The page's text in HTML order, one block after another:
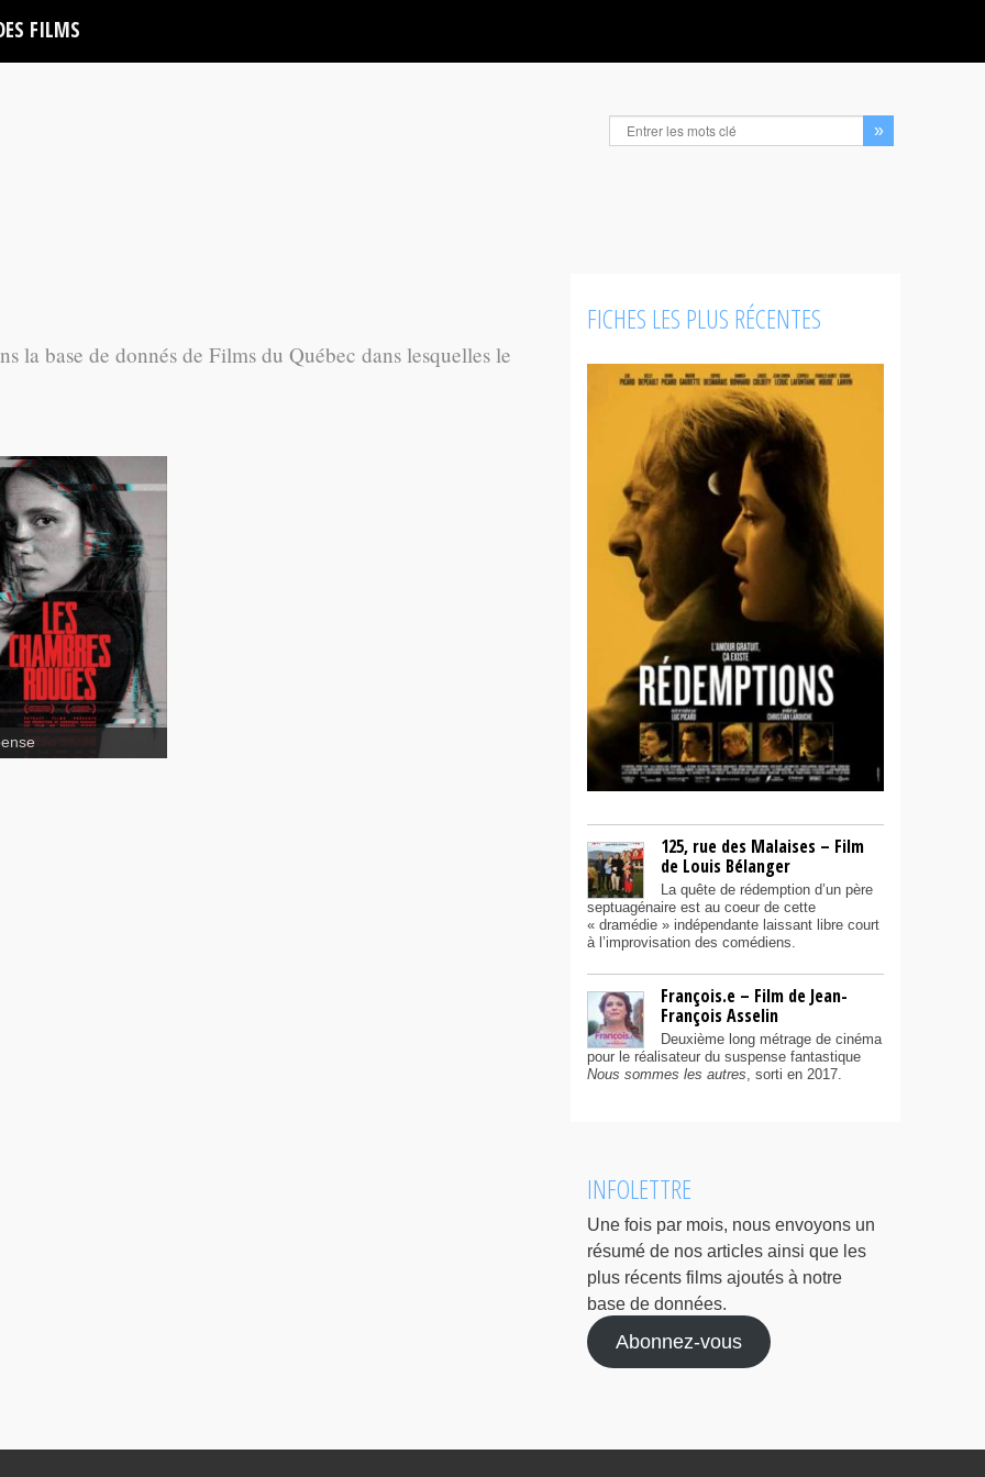
FILMS
la base de donnés de Films du Québec dans lesquelles le
FICHES LES PLUS RÉCENTES
125, rue des Malaises – Film
de Louis Bélanger
La quête de rédemption d’un père
septuagénaire est au coeur de cette
« dramédie » indépendante laissant libre court
à l’improvisation des comédiens.
François.e – Film de Jean-
François Asselin
Deuxième long métrage de cinéma
pour le réalisateur du suspense fantastique
Nous sommes les autres, sorti en 2017.
INFOLETTRE
Une fois par mois, nous envoyons un
résumé de nos articles ainsi que les
plus récents films ajoutés à notre
base de données.
Abonnez-vous